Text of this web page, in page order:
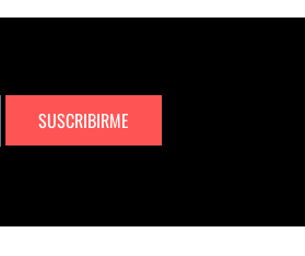
SUSCRIBIRME